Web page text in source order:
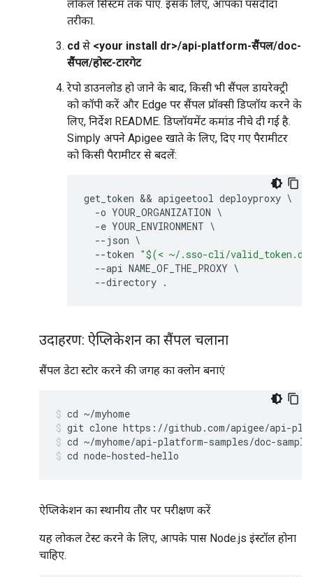
लोकल सिस्टम तक पाएं. इसके लिए, आपका पसंदीदा
तरीका.
cd से <your install dr>/api-platform-सैंपल/doc-
सैंपल/होस्ट-टारगेट
रेपो डाउनलोड हो जाने के बाद, किसी भी सैंपल डायरेक्ट्री
को कॉपी करें और Edge पर सैंपल प्रॉक्सी डिप्लॉय करने के
लिए, निर्देश README. डिप्लॉयमेंट कमांड नीचे दी गई है.
Simply अपने Apigee खाते के लिए, दिए गए पैरामीटर
को किसी पैरामीटर से बदलें:
get_token && apigeetool deployproxy
-o YOUR_ORGANIZATION
-e YOUR_ENVIRONMENT
-- json
--token "$(< ~/.sso-cli/
--api NAME_OF_THE_PROXY
--directory .
उदाहरण: ऐप्लिकेशन का सैंपल चलाना
सैंपल डेटा स्टोर करने की जगह का क्लोन बनाएं
cd ~/myhome
git clone https://github.com/apigee/api-
cd ~/myhome/api-platform-samples/doc-
cd node-hosted-hello
ऐप्लिकेशन का स्थानीय तौर पर परीक्षण करें
यह लोकल टेस्ट करने के लिए, आपके पास Node.js इंस्टॉल होना
चाहिए.